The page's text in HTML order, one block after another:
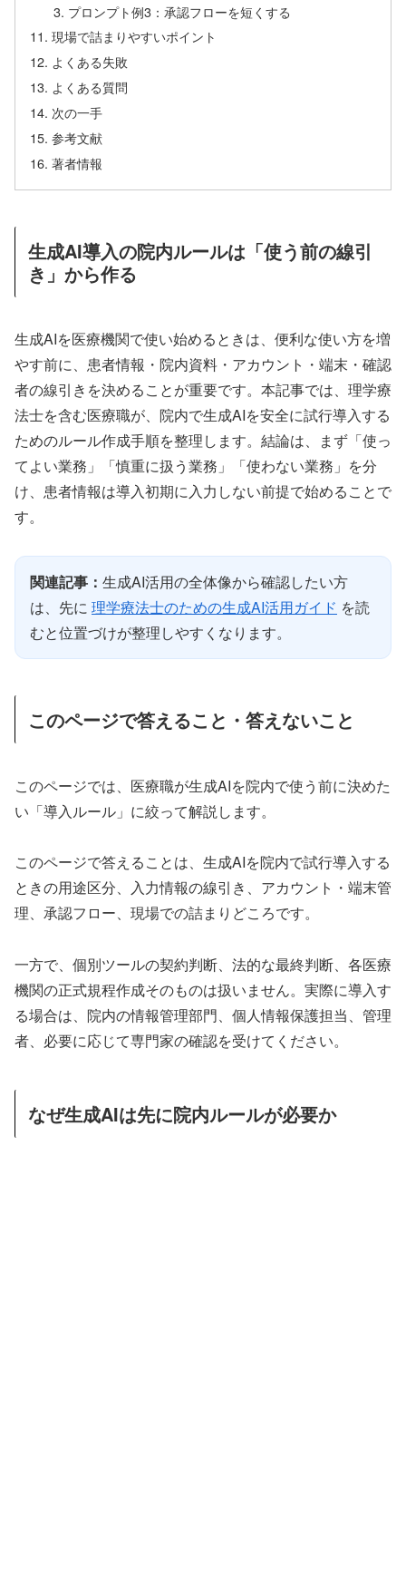
プロンプト例3：承認フローを短くする
現場で詰まりやすいポイント
よくある失敗
よくある質問
次の一手
参考文献
著者情報
生成AI導入の院内ルールは「使う前の線引
き」から作る
生成AIを医療機関で使い始めるときは、便利な使い方を増
やす前に、患者情報・院内資料・アカウント・端末・確認
者の線引きを決めることが重要です。本記事では、理学療
法士を含む医療職が、院内で生成AIを安全に試行導入する
ためのルール作成手順を整理します。結論は、まず「使っ
てよい業務」「慎重に扱う業務」「使わない業務」を分
け、患者情報は導入初期に入力しない前提で始めることで
す。
関連記事： 生成AI活用の全体像から確認したい方
は、先に 理学療法士のための生成AI活用ガイド を読
むと位置づけが整理しやすくなります。
このページで答えること・答えないこと
このページでは、医療職が生成AIを院内で使う前に決めた
い「導入ルール」に絞って解説します。
このページで答えることは、生成AIを院内で試行導入する
ときの用途区分、入力情報の線引き、アカウント・端末管
理、承認フロー、現場での詰まりどころです。
一方で、個別ツールの契約判断、法的な最終判断、各医療
機関の正式規程作成そのものは扱いません。実際に導入す
る場合は、院内の情報管理部門、個人情報保護担当、管理
者、必要に応じて専門家の確認を受けてください。
なぜ生成AIは先に院内ルールが必要か